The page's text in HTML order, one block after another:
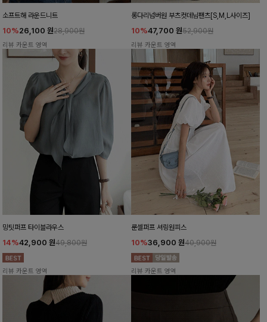
소프트해 라운드니트
10%26,100 원28,900원
리뷰 카운트 영역
롱다리넘버원 부츠컷데님팬츠[S,M,L사이즈]
10%47,700 원52,900원
리뷰 카운트 영역
밍팃퍼프 타이블라우스
14%42,900 원49,800원
리뷰 카운트 영역
룬셀퍼프 셔링원피스
10%36,900 원40,900원
리뷰 카운트 영역